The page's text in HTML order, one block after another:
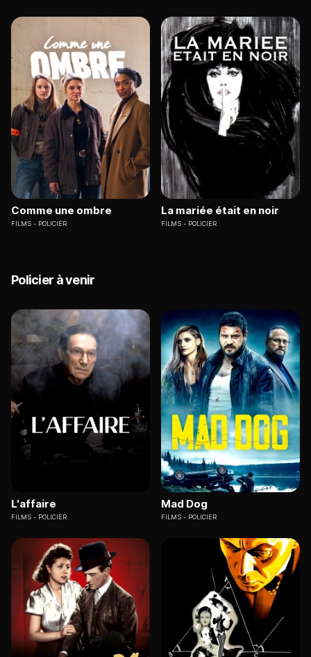
Comme une ombre
FILMS POLICIER
La mariée était en noir
FILMS POLICIER
Policier à venir
L'affaire
FILMS POLICIER
Mad Dog
FILMS POLICIER